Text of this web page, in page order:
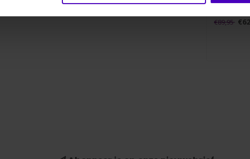
Eskadron
een echte
€89,95